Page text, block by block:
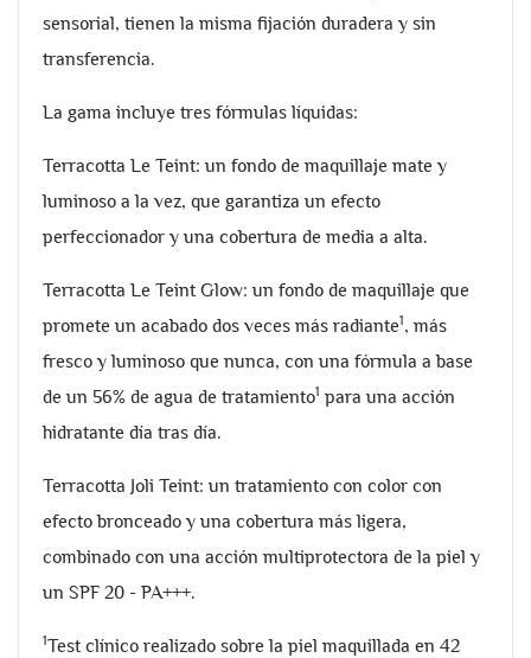
sensorial, tienen la misma fijación duradera y sin
transferencia.
La gama incluye tres fórmulas líquidas:
Terracotta Le Teint: un fondo de maquillaje mate y
luminoso a la vez, que garantiza un efecto
perfeccionador y una cobertura de media a alta.
Terracotta Le Teint Glow: un fondo de maquillaje que
promete un acabado dos veces más radiante1, más
fresco y luminoso que nunca, con una fórmula a base
de un 56% de agua de tratamiento1 para una acción
hidratante día tras día.
Terracotta Joli Teint: un tratamiento con color con
efecto bronceado y una cobertura más ligera,
combinado con una acción multiprotectora de la piel y
un SPF 20 - PA+++.
1Test clínico realizado sobre la piel maquillada en 42